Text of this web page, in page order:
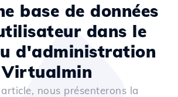
base de données
dans le
d'administration
Virtualmin
nous présenterons la